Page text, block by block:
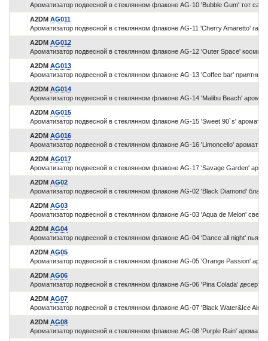
Ароматизатор подвесной в стеклянном флаконе AG-10 'Bubble Gum' тот
A2DM AG011
Ароматизатор подвесной в стеклянном флаконе AG-11 'Cherry Amaretto'
A2DM AG012
Ароматизатор подвесной в стеклянном флаконе AG-12 'Outer Space'
A2DM AG013
Ароматизатор подвесной в стеклянном флаконе AG-13 'Coffee bar' приятный
A2DM AG014
Ароматизатор подвесной в стеклянном флаконе AG-14 'Malibu Beach'
A2DM AG015
Ароматизатор подвесной в стеклянном флаконе AG-15 'Sweet 90`s' аромат
A2DM AG016
Ароматизатор подвесной в стеклянном флаконе AG-16 'Limoncello' аромат
A2DM AG017
Ароматизатор подвесной в стеклянном флаконе AG-17 'Savage Garden'
A2DM AG02
Ароматизатор подвесной в стеклянном флаконе AG-02 'Black Diamond'
A2DM AG03
Ароматизатор подвесной в стеклянном флаконе AG-03 'Aqua de Melon'
A2DM AG04
Ароматизатор подвесной в стеклянном флаконе AG-04 'Dance all night'
A2DM AG05
Ароматизатор подвесной в стеклянном флаконе AG-05 'Orange Passion'
A2DM AG06
Ароматизатор подвесной в стеклянном флаконе AG-06 'Pina Colada'
A2DM AG07
Ароматизатор подвесной в стеклянном флаконе AG-07 'Black Water&Ice Air'
A2DM AG08
Ароматизатор подвесной в стеклянном флаконе AG-08 'Purple Rain' аромат